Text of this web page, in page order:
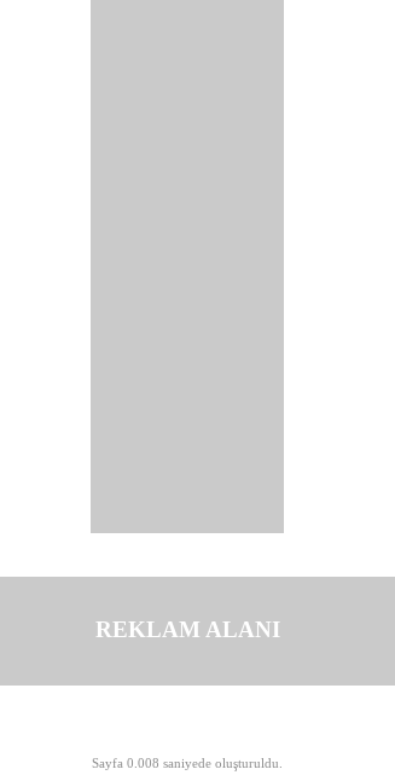
REKLAM ALANI
Sayfa 0.008 saniyede oluşturuldu.